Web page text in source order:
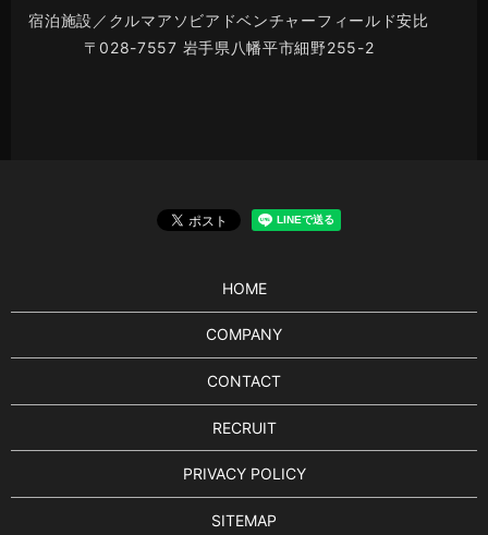
宿泊施設／クルマアソビアドベンチャーフィールド安比
〒028-7557 岩手県八幡平市細野255-2
HOME
COMPANY
CONTACT
RECRUIT
PRIVACY POLICY
SITEMAP